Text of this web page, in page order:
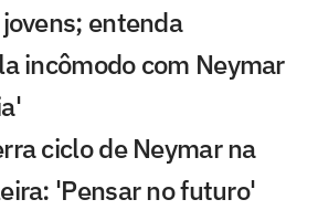
entenda
incômodo com Neymar
ciclo de Neymar na
'Pensar no futuro'